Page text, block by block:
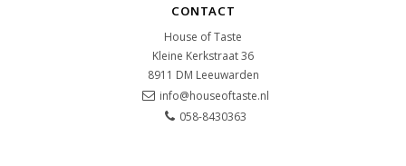
CONTACT
House of Taste
Kleine Kerkstraat 36
8911 DM Leeuwarden
info@houseoftaste.nl
058-8430363